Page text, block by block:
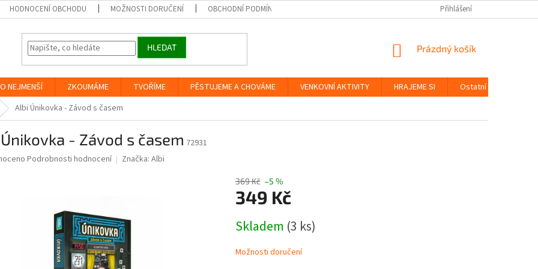
HODNOCENÍ OBCHODU MOŽNOSTI DORUČENÍ OBCHODNÍ PODMÍNKY ZÁSADY OCHRANY
Přihlášení
HLEDAT
NÁKUPNÍ
Prázdný košík
NEJMENŠÍ ZKOUMÁME TVOŘÍME PĚSTUJEME A CHOVÁME VENKOVNÍ AKTIVITY HRAJEME SI Ostatní
Albi Únikovka - Závod s časem
- Závod s časem 72931
Podrobnosti hodnocení Značka: Albi
369 Kč –5 %
349 Kč
cena:
Skladem (3 ks)
Možnosti doručení